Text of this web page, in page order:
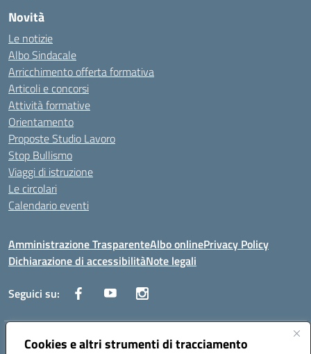
Cookies e altri strumenti di tracciamento
Novità
Le notizie
Albo Sindacale
Arricchimento offerta formativa
Articoli e concorsi
Attività formative
Orientamento
Proposte Studio Lavoro
Stop Bullismo
Viaggi di istruzione
Le circolari
Calendario eventi
Amministrazione TrasparenteAlbo onlinePrivacy Policy
Dichiarazione di accessibilitàNote legali
Seguici su:
Indirizzo:Corso Fornari, 1 - 70056 Molfetta